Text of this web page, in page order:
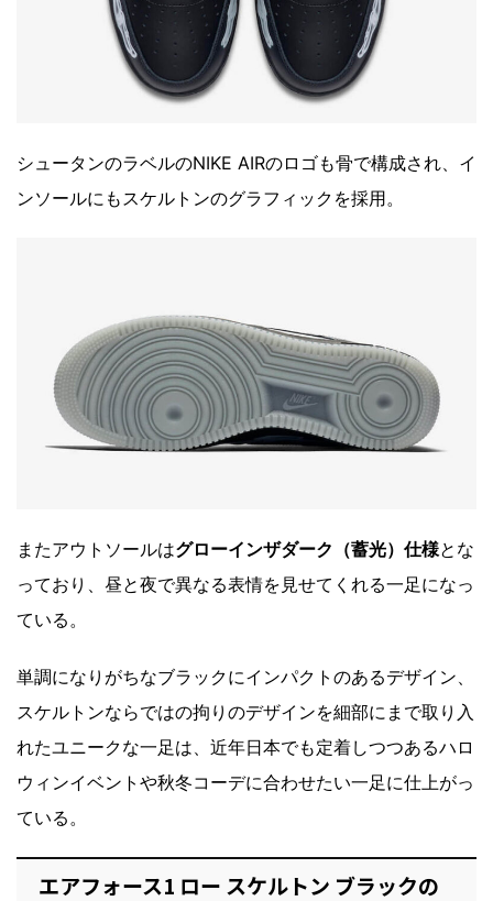
シュータンのラベルのNIKE AIRのロゴも骨で構成され、イ
ンソールにもスケルトンのグラフィックを採用。
またアウトソールはグローインザダーク（蓄光）仕様とな
っており、昼と夜で異なる表情を見せてくれる一足になっ
ている。
単調になりがちなブラックにインパクトのあるデザイン、
スケルトンならではの拘りのデザインを細部にまで取り入
れたユニークな一足は、近年日本でも定着しつつあるハロ
ウィンイベントや秋冬コーデに合わせたい一足に仕上がっ
ている。
エアフォース1 ロー スケルトン ブラックの